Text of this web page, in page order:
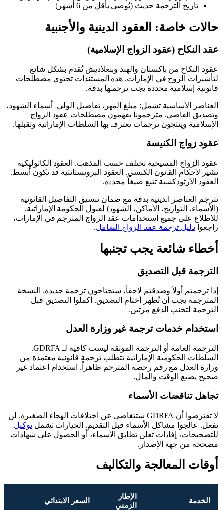
تاريخ الترجمة حديث (يُوصى بأقل من 6 أشهر)
حالات خاصة: العقود الدينية والأجنبية
عقد النكاح (عقود الزواج الإسلامية)
عقود النكاح من باكستان والهند وبنغلاديش تُقدم بشكل شائع
لتأشيرات الزوج في الإمارات. هذه المستندات تحتوي مصطلحات
قانونية إسلامية محددة يجب ترجمتها بدقة.
العناصر الأساسية تشمل: مبلغ المهر، تفاصيل الولي، أسماء الشهود،
وتصديق القاضي. مترجمونا يفهمون مصطلحات عقود الزواج
الإسلامية وينتجون ترجمات تعترف بها السلطات الإماراتية وتقبلها.
عقود زواج الكنيسة
عقود الزواج المسيحية تختلف حسب المذهب. العقود الكاثوليكية
تشير لأحكام القانون الكنسي. العقود البروتستانتية قد تكون أبسط.
العقود الأرثوذكسية تتبع صيغاً محددة.
نترجم العناصر الدينية بدقة مع ضمان تنسيق التفاصيل القانونية
(الأسماء، التواريخ، الأماكن، الشهود) لقبول الحكومة الإماراتية.
للاطلاع على جميع استخدامات عقد الزواج المترجم في الإمارات،
راجعوا دليل ترجمة عقد الزواج الشامل.
أخطاء شائعة يجب تجنبها
الترجمة قبل التصديق
إذا ترجمتم أولاً وصدقتم لاحقاً، ستحتاجون ترجمة جديدة. النسخة
المترجمة يجب أن تُظهر أختام التصديق. أكملوا التصديق قبل
الترجمة لتجنب الدفع مرتين.
استخدام خدمات ترجمة غير وزارة العدل
الترجمة العامة أو الترجمة الموثقة ليست كافية لـ GDRFA.
السلطات الحكومية الإماراتية تتطلب ترجمة قانونية معتمدة من
وزارة العدل مع رقم رخصة المترجم ظاهراً. استخدام اعتماد غير
صحيح يضيع الوقت والمال.
تجاهل تناقضات الأسماء
لا تفترضوا أن GDRFA ستتغاضى عن اختلافات الهجاء الصغيرة. لن
تفعل. عالجوا مشاكل الأسماء قبل التقديم. الخيارات تشمل توكيل
للتصحيحات، إفادات تعلن تطابق الأسماء، أو الحصول على شهادات
مصححة من جهة الإصدار.
أوقات المعالجة والتكاليف
الخدمة
الإطار
الزمني
السعر الابتدائي